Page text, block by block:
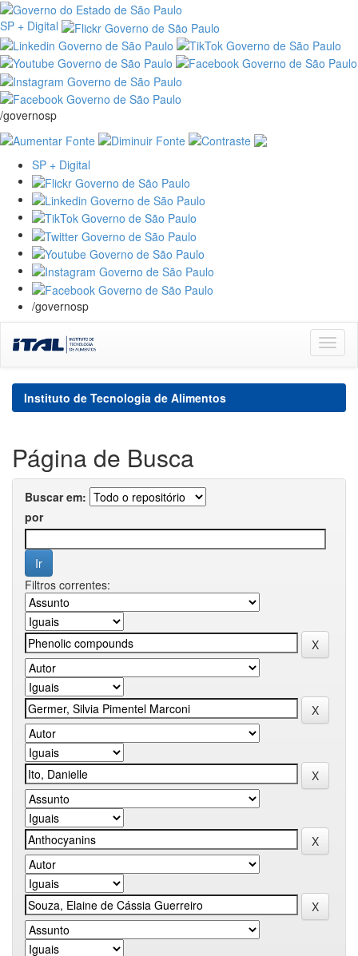
SP + Digital
/governosp
SP + Digital
/governosp
navigation
Instituto de Tecnologia de Alimentos
Página de Busca
Buscar em:
por
Filtros correntes: